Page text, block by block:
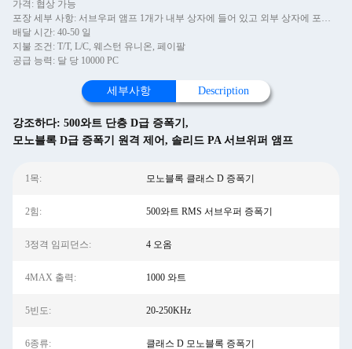
가격: 협상 가능
포장 세부 사항: 서브우퍼 앰프 1개가 내부 상자에 들어 있고 외부 상자에 포장되어 있습니다.
배달 시간: 40-50 일
지불 조건: T/T, L/C, 웨스턴 유니온, 페이팔
공급 능력: 달 당 10000 PC
세부사항 Description
강조하다: 500와트 단층 D급 증폭기 ,
모노블록 D급 증폭기 원격 제어 , 솔리드 PA 서브위퍼 앰프
1목: 모노블록 클래스 D 증폭기
2힘: 500와트 RMS 서브우퍼 증폭기
3정격 임피던스: 4 오옴
4MAX 출력: 1000 와트
5빈도: 20-250KHz
6종류: 클래스 D 모노블록 증폭기